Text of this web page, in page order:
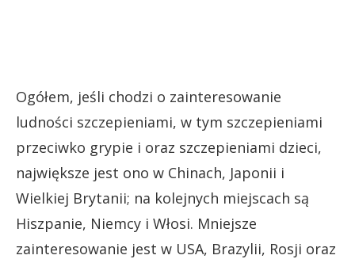
Ogółem, jeśli chodzi o zainteresowanie
ludności szczepieniami, w tym szczepieniami
przeciwko grypie i oraz szczepieniami dzieci,
największe jest ono w Chinach, Japonii i
Wielkiej Brytanii; na kolejnych miejscach są
Hiszpanie, Niemcy i Włosi. Mniejsze
zainteresowanie jest w USA, Brazylii, Rosji oraz